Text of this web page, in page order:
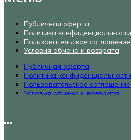
Публичная оферта
Политика конфиденциальности
Пользовательское соглашение
Условия обмена и возврата
Публичная оферта
Политика конфиденциальности
Пользовательское соглашение
Условия обмена и возврата
...